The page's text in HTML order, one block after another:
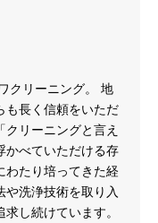
クリーニング。 地
も長く信頼をいただ
リーニングと言え
かべていただける存
わたり培ってきた経
洗浄技術を取り入
し続けています。